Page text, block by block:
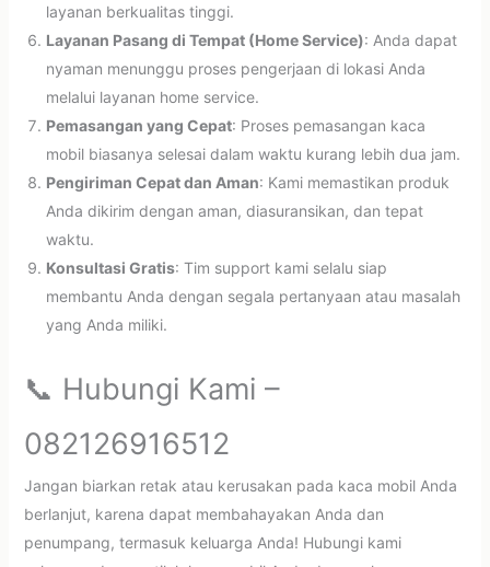
layanan berkualitas tinggi.
Layanan Pasang di Tempat (Home Service): Anda dapat
nyaman menunggu proses pengerjaan di lokasi Anda
melalui layanan home service.
Pemasangan yang Cepat: Proses pemasangan kaca
mobil biasanya selesai dalam waktu kurang lebih dua jam.
Pengiriman Cepat dan Aman: Kami memastikan produk
Anda dikirim dengan aman, diasuransikan, dan tepat
waktu.
Konsultasi Gratis: Tim support kami selalu siap
membantu Anda dengan segala pertanyaan atau masalah
yang Anda miliki.
📞 Hubungi Kami –
082126916512
Jangan biarkan retak atau kerusakan pada kaca mobil Anda
berlanjut, karena dapat membahayakan Anda dan
penumpang, termasuk keluarga Anda! Hubungi kami